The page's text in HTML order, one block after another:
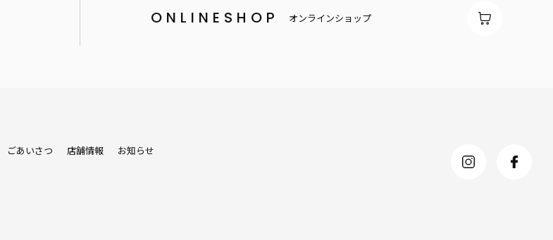
ONLINESHOP オンラインショップ
ごあいさつ 店舗情報 お知らせ